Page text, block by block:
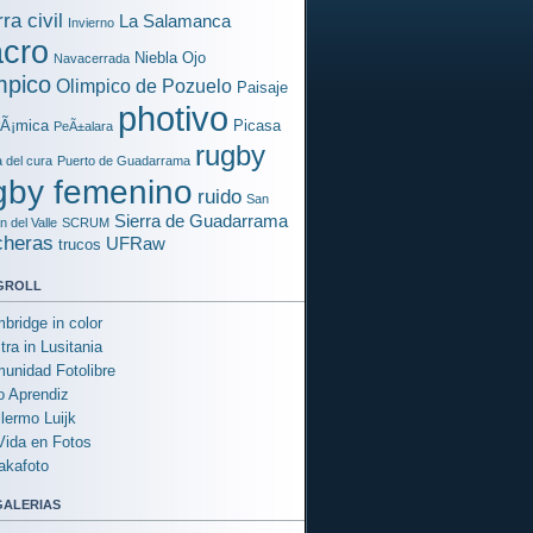
civil Invierno La Salamanca
Navacerrada Niebla Ojo
Olimpico de Pozuelo Paisaje
PeÃ±alara photivo Picasa
del cura Puerto de Guadarrama rugby
femenino ruido San
del Valle SCRUM Sierra de Guadarrama
trucos UFRaw
in color
in Lusitania
Fotolibre
Aprendiz
Luijk
en Fotos